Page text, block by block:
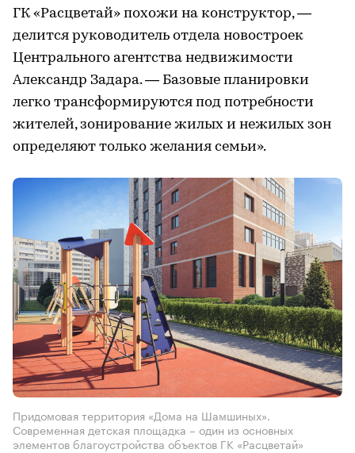
ГК «Расцветай» похожи на конструктор, —
делится руководитель отдела новостроек
Центрального агентства недвижимости
Александр Задара. — Базовые планировки
легко трансформируются под потребности
жителей, зонирование жилых и нежилых зон
определяют только желания семьи».
Придомовая территория «Дома на Шамшиных».
Современная детская площадка – один из основных
элементов благоустройства объектов ГК «Расцветай»